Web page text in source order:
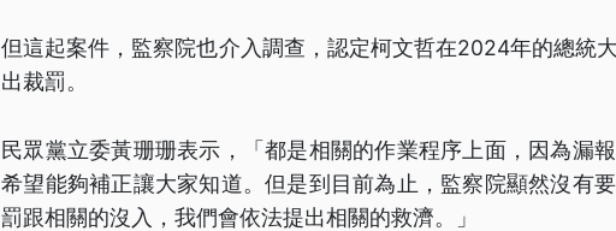
但這起案件，監察院也介入調查，認定柯文哲在2024年的總統
出裁罰。
民眾黨立委黃珊珊表示，「都是相關的作業程序上面，因為漏
希望能夠補正讓大家知道。但是到目前為止，監察院顯然沒有
罰跟相關的沒入，我們會依法提出相關的救濟。」